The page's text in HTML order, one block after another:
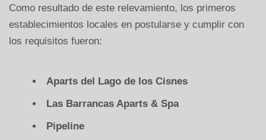
Como resultado de este relevamiento, los primeros
establecimientos locales en postularse y cumplir con
los requisitos fueron:
Aparts del Lago de los Cisnes
Las Barrancas Aparts & Spa
Pipeline